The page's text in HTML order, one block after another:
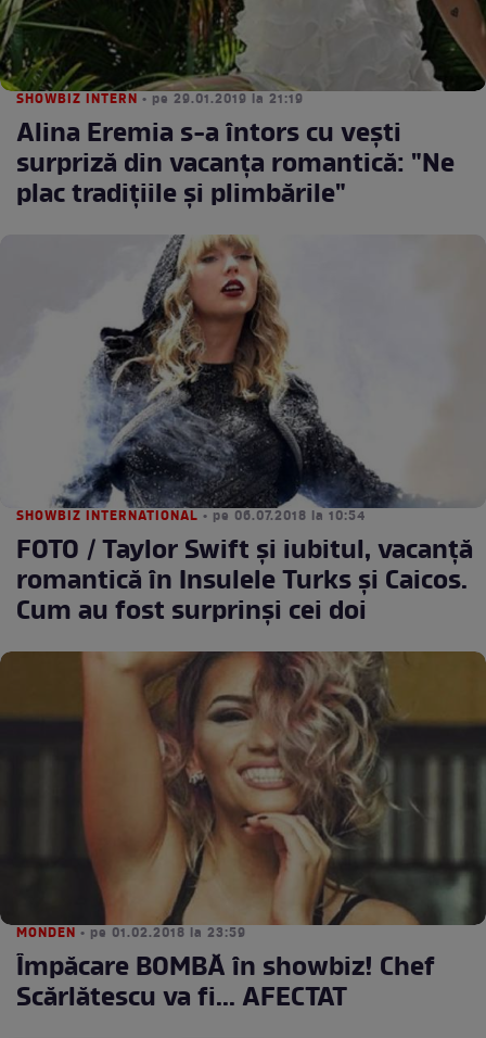
SHOWBIZ INTERN • pe 29.01.2019 la 21:19
Alina Eremia s-a întors cu vești
surpriză din vacanța romantică: "Ne
plac tradițiile și plimbările"
SHOWBIZ INTERNATIONAL • pe 06.07.2018 la 10:54
FOTO / Taylor Swift şi iubitul, vacanţă
romantică în Insulele Turks și Caicos.
Cum au fost surprinşi cei doi
MONDEN • pe 01.02.2018 la 23:59
Împăcare BOMBĂ în showbiz! Chef
Scărlătescu va fi... AFECTAT